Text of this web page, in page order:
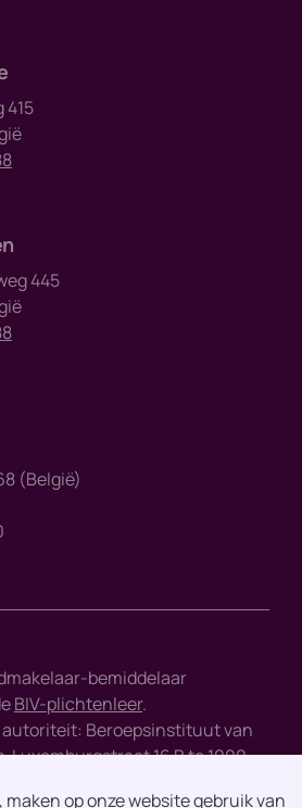
415
(België)
445
bemiddelaar
BIV-plichtenleer.
Beroepsinstituut van
Luxemburgstraat 16 B te 1000
op onze website gebruik van